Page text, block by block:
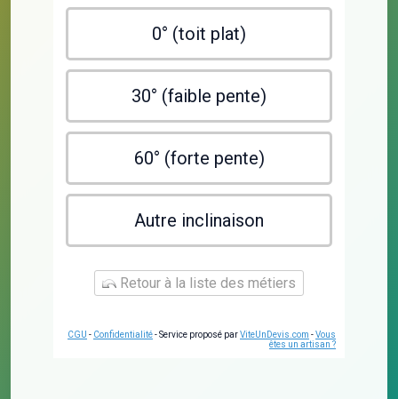
0° (toit plat)
30° (faible pente)
60° (forte pente)
Autre inclinaison
Retour à la liste des métiers
CGU - Confidentialité- Service proposé parViteUnDevis.com -Vous
êtes un artisan ?